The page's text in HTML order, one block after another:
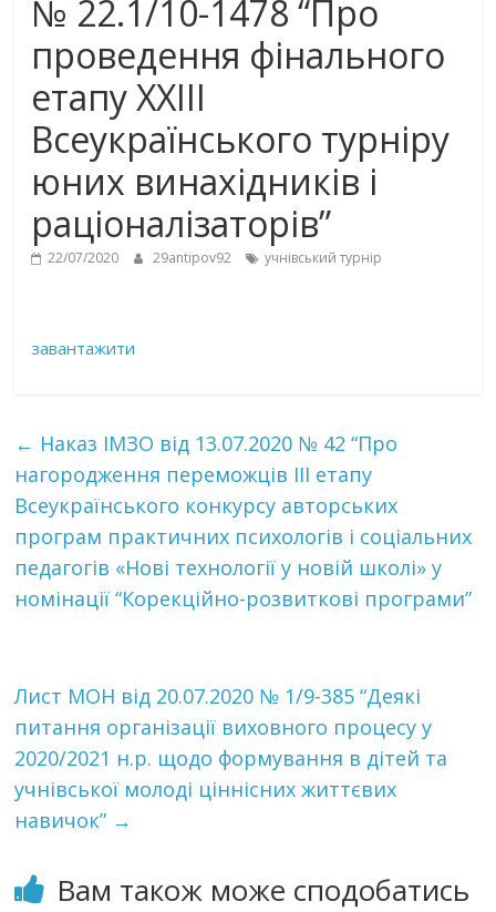
№ 22.1/10-1478 “Про
проведення фінального
етапу XXІІІ
Всеукраїнського турніру
юних винахідників і
раціоналізаторів”
22/07/2020 29antipov92 учнівський турнір
завантажити
← Наказ ІМЗО від 13.07.2020 № 42 “Про
нагородження переможців ІІІ етапу
Всеукраїнського конкурсу авторських
програм практичних психологів і соціальних
педагогів «Нові технології у новій школі» у
номінації “Корекційно-розвиткові програми”
Лист МОН від 20.07.2020 № 1/9-385 “Деякі
питання організації виховного процесу у
2020/2021 н.р. щодо формування в дітей та
учнівської молоді ціннісних життєвих
навичок” →
Вам також може сподобатись